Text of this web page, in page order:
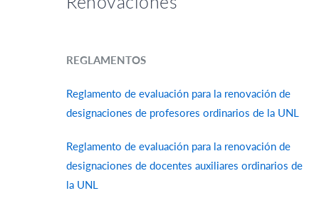
REGLAMENTOS
Reglamento de evaluación para la renovación de
designaciones de profesores ordinarios de la UNL
Reglamento de evaluación para la renovación de
designaciones de docentes auxiliares ordinarios de
la UNL